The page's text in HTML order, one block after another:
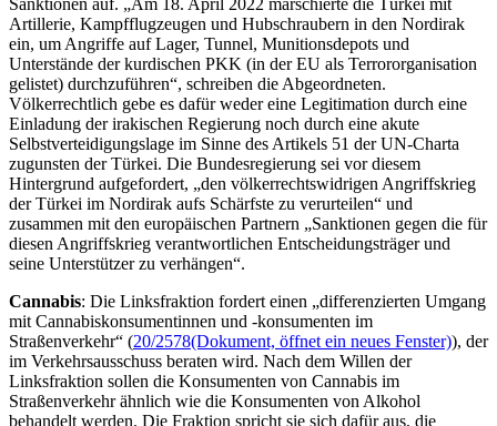
Artillerie, Kampfflugzeugen und Hubschraubern in den Nordirak
ein, um Angriffe auf Lager, Tunnel, Munitionsdepots und
Unterstände der kurdischen PKK (in der EU als Terrororganisation
gelistet) durchzuführen“, schreiben die Abgeordneten.
Völkerrechtlich gebe es dafür weder eine Legitimation durch eine
Einladung der irakischen Regierung noch durch eine akute
Selbstverteidigungslage im Sinne des Artikels 51 der UN-Charta
zugunsten der Türkei. Die Bundesregierung sei vor diesem
Hintergrund aufgefordert, „den völkerrechtswidrigen Angriffskrieg
der Türkei im Nordirak aufs Schärfste zu verurteilen“ und
zusammen mit den europäischen Partnern „Sanktionen gegen die für
diesen Angriffskrieg verantwortlichen Entscheidungsträger und
seine Unterstützer zu verhängen“.
Cannabis: Die Linksfraktion fordert einen „differenzierten Umgang
mit Cannabiskonsumentinnen und -konsumenten im
Straßenverkehr“ (20/2578(Dokument, öffnet ein neues Fenster)), der
im Verkehrsausschuss beraten wird. Nach dem Willen der
Linksfraktion sollen die Konsumenten von Cannabis im
Straßenverkehr ähnlich wie die Konsumenten von Alkohol
behandelt werden. Die Fraktion spricht sie sich dafür aus, die